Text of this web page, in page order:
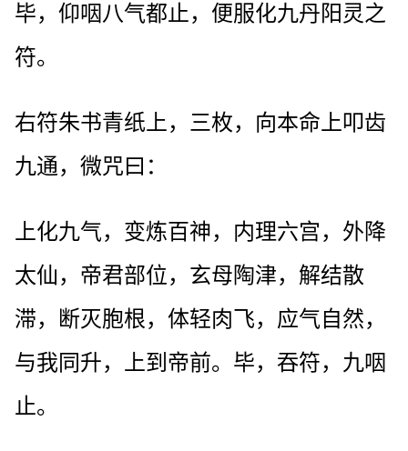
毕，仰咽八气都止，便服化九丹阳灵之
符。
右符朱书青纸上，三枚，向本命上叩齿
九通，微咒曰：
上化九气，变炼百神，内理六宫，外降
太仙，帝君部位，玄母陶津，解结散
滞，断灭胞根，体轻肉飞，应气自然，
与我同升，上到帝前。毕，吞符，九咽
止。